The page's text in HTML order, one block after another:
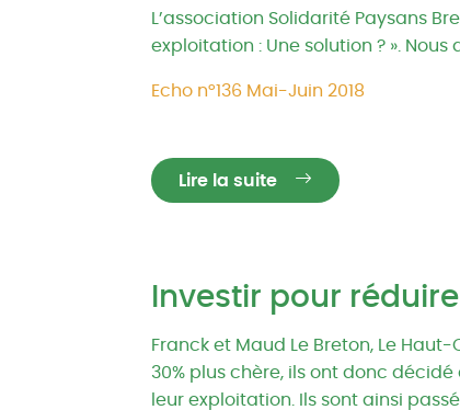
L’association Solidarité Paysans
exploitation : Une solution ? ».
Echo n°136 Mai-Juin 2018
Lire la suite
Investir pour
Franck et Maud Le Breton, Le
30% plus chère, ils ont donc
leur exploitation. Ils sont ainsi